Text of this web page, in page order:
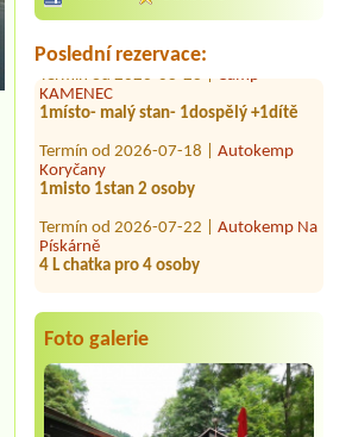
Poslední rezervace:
dospělých, 6 dětínevím
Termín od 2026-08-28 |
KAMENEC
1místo- malý stan- 1dospělý +1dítě
Termín od 2026-07-18 |Autokemp
Koryčany
1misto 1stan 2 osoby
Termín od 2026-07-22 |
Pískárně
4 L chatka pro 4 osoby
Termín od 2026-07-30 |
Volkswagen transportér, bez
elektrické přípojky, 1 dospělí+1dítě
7let
Termín od 2026-08-01 |Tábořiště
Nová Živohošť
2 osoby a el.pripojka
Foto galerie
kuchyňka